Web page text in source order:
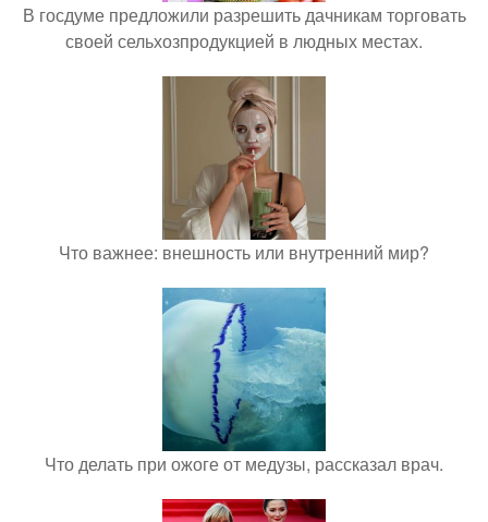
В госдуме предложили разрешить дачникам торговать
своей сельхозпродукцией в людных местах.
Что важнее: внешность или внутренний мир?
Что делать при ожоге от медузы, рассказал врач.